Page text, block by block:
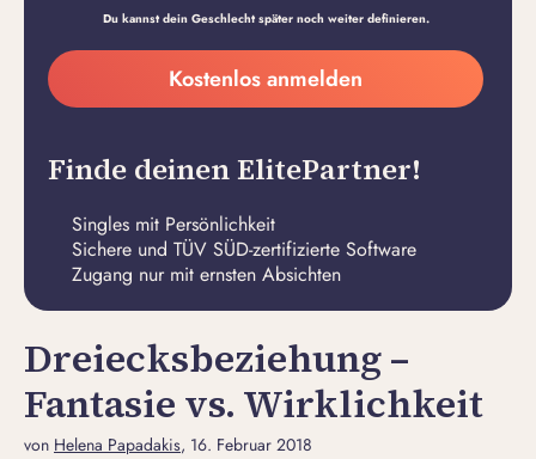
Du kannst dein Geschlecht später noch weiter definieren.
Meine
E-
Adresse
erstellen
Kostenlos anmelden
Finde deinen ElitePartner!
Singles mit Persönlichkeit
Sichere und TÜV SÜD-zertifizierte Software
Zugang nur mit ernsten Absichten
Dreiecksbeziehung –
Fantasie vs. Wirklichkeit
von Helena Papadakis, 16. Februar 2018